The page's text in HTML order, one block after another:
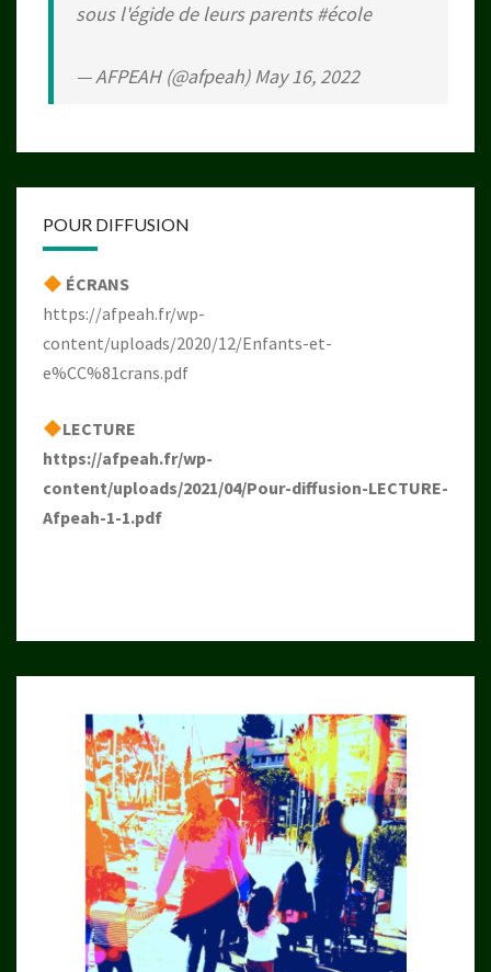
sous l'égide de leurs parents#école
— AFPEAH (@afpeah)May 16, 2022
POUR DIFFUSION
ÉCRANS
https://afpeah.fr/wp-
content/uploads/2020/12/Enfants-et-
e%CC%81crans.pdf
LECTURE
https://afpeah.fr/wp-
content/uploads/2021/04/Pour-diffusion-LECTURE-
Afpeah-1-1.pdf